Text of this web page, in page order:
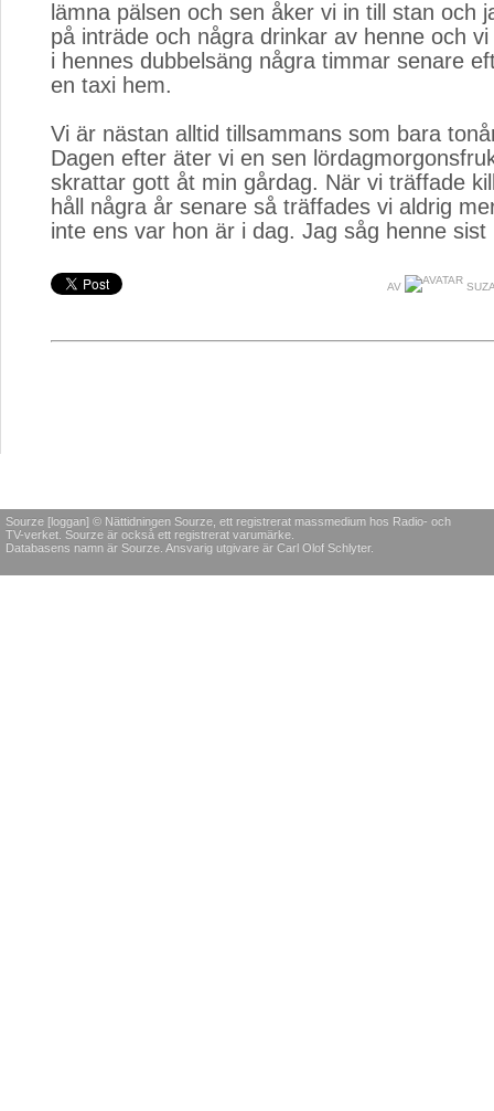
lämna pälsen och sen åker vi in till stan och
på inträde och några drinkar av henne och
i hennes dubbelsäng några timmar senare
en taxi hem.
Vi är nästan alltid tillsammans som bara
Dagen efter äter vi en sen
skrattar gott åt min gårdag. När vi träffade
håll några år senare så träffades vi aldrig
inte ens var hon är i dag. Jag såg henne sist
AV
Sourze [loggan] © Nättidningen Sourze, ett registrerat massmedium hos Radio- och
TV-verket. Sourze är också ett registrerat varumärke.
Databasens namn är Sourze. Ansvarig utgivare är Carl Olof Schlyter.